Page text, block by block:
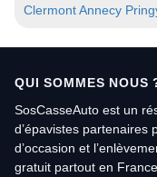
ClermontAnnecy
QUI SOMMES NOUS
SosCasseAuto est un
d’épavistes partenaires
d’occasion et
gratuit partout en